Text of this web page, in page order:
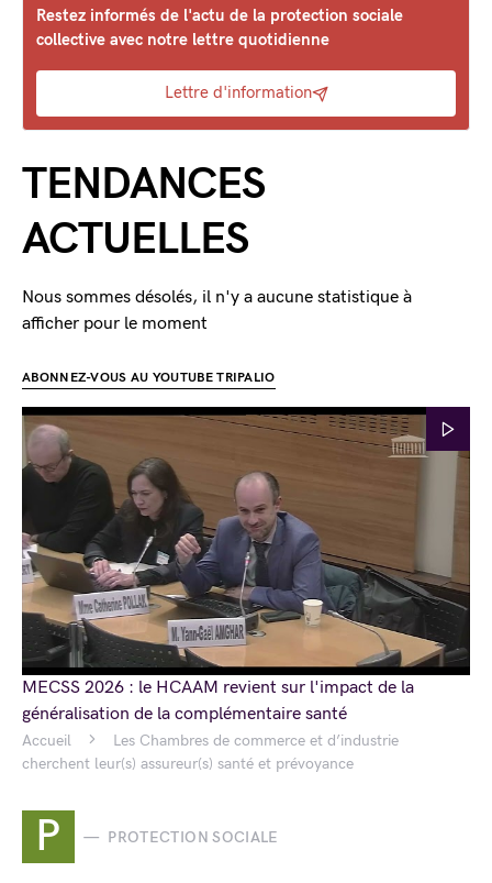
Accueil
Les Chambres de commerce et d’industrie
cherchent leur(s) assureur(s) santé et prévoyance
P PROTECTION SOCIALE
Restez informés de l'actu de la protection sociale
collective avec notre lettre quotidienne
Lettre d'information
TENDANCES
ACTUELLES
Nous sommes désolés, il n'y a aucune statistique à
afficher pour le moment
ABONNEZ-VOUS AU YOUTUBE TRIPALIO
MECSS 2026 : le HCAAM revient sur l'impact de la
généralisation de la complémentaire santé